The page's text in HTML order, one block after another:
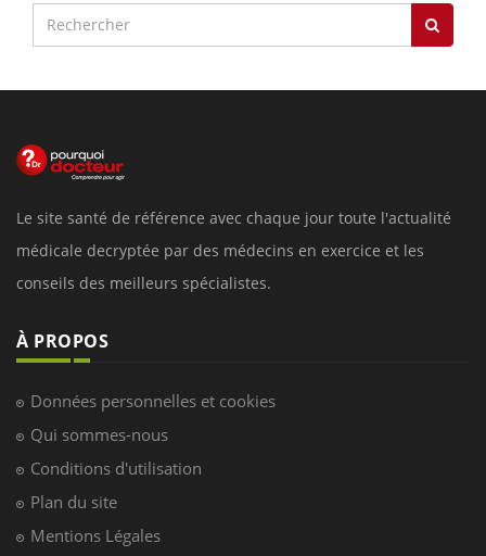
Le site santé de référence avec chaque jour toute l'actualité
médicale decryptée par des médecins en exercice et les
conseils des meilleurs spécialistes.
À PROPOS
Données personnelles et cookies
Qui sommes-nous
Conditions d'utilisation
Plan du site
Mentions Légales